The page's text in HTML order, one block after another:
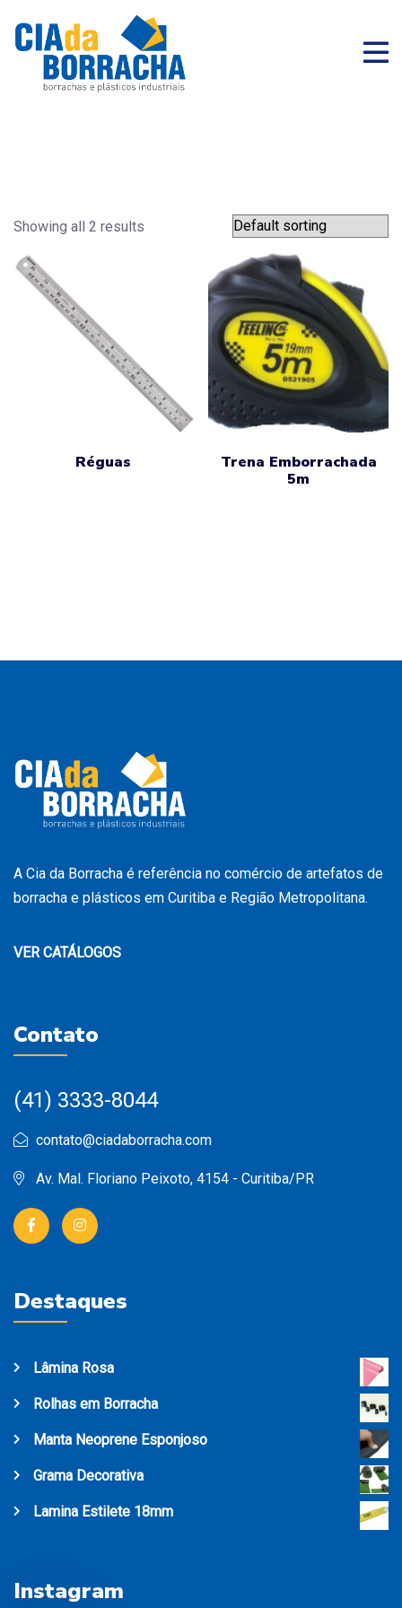
Showing all 2 results
Réguas
Trena Emborrachada
5m
A Cia da Borracha é referência no comércio de artefatos de
borracha e plásticos em Curitiba e Região Metropolitana.
VER CATÁLOGOS
Contato
(41) 3333-8044
contato@ciadaborracha.com
Av. Mal. Floriano Peixoto, 4154 - Curitiba/PR
Destaques
Lâmina Rosa
Rolhas em Borracha
Manta Neoprene Esponjoso
Grama Decorativa
Lamina Estilete 18mm
Instagram